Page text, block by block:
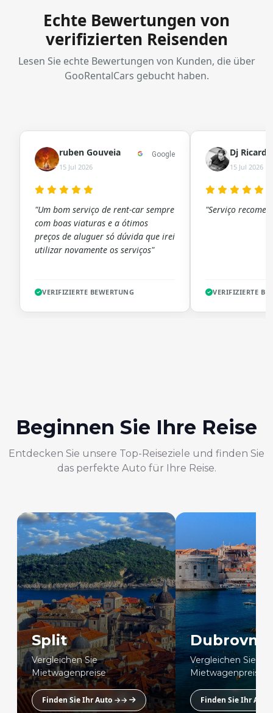
Echte Bewertungen von
verifizierten Reisenden
Lesen Sie echte Bewertungen von Kunden, die über
GooRentalCars gebucht haben.
ruben Gouveia
15 Jul 2026
Google
"Um bom serviço de rent-car sempre
com boas viaturas e a ótimos
preços de aluguer só dúvida que irei
utilizar novamente os serviços"
VERIFIZIERTE BEWERTUNG
Dj
15 Jul 2026
"Serviço
VERIFIZIERTE
Beginnen Sie Ihre Reise
Entdecken Sie unsere Top-Reiseziele und finden Sie
das perfekte Auto für Ihre Reise.
Split
Vergleichen Sie
Mietwagenpreise
Finden Sie Ihr Auto →→
Dubrovnik
Vergleichen Sie
Mietwagenpreise
Finden Sie Ihr